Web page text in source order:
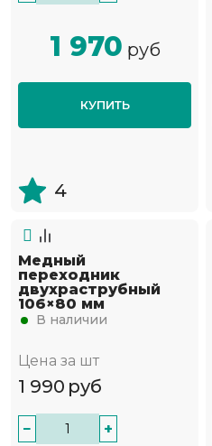
1 970 руб
КУПИТЬ
4
Медный
переходник
двухраструбный
106×80 мм
В наличии
Цена за шт
1 990 руб
− +